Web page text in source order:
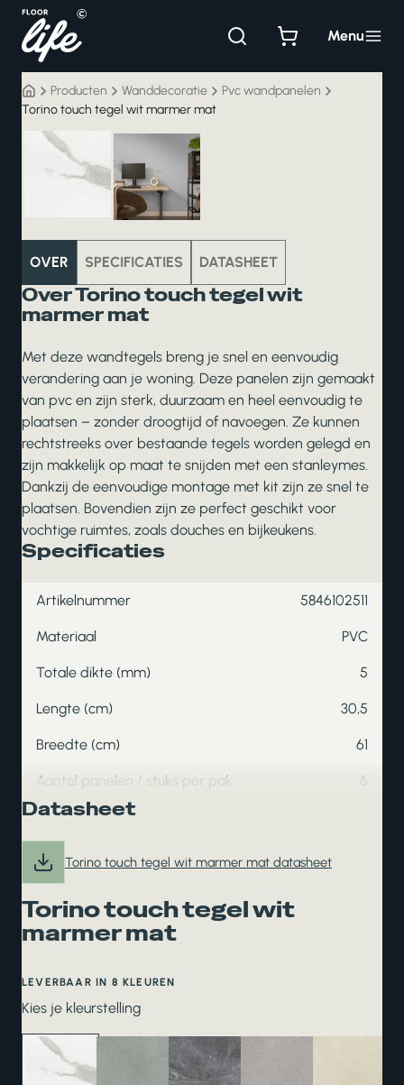
inhoud
Menu
Producten Wanddecoratie
Pvc wandpanelen
Torino touch tegel wit marmer mat
wanddecoratie
OVER SPECIFICATIES DATASHEET
Over Torino touch tegel wit
marmer mat
Met deze wandtegels breng je snel en eenvoudig
verandering aan je woning. Deze panelen zijn gemaakt
van pvc en zijn sterk, duurzaam en heel eenvoudig te
plaatsen – zonder droogtijd of navoegen. Ze kunnen
rechtstreeks over bestaande tegels worden gelegd en
zijn makkelijk op maat te snijden met een stanleymes.
Dankzij de eenvoudige montage met kit zijn ze snel te
plaatsen. Bovendien zijn ze perfect geschikt voor
vochtige ruimtes, zoals douches en bijkeukens.
Specificaties
Artikelnummer 5846102511
Materiaal PVC
Totale dikte (mm) 5
Lengte (cm) 30,5
Breedte (cm) 61
Aantal panelen / stuks per pak 6
Datasheet
Torino touch tegel wit marmer mat datasheet
Torino touch tegel wit
marmer mat
LEVERBAAR IN 8 KLEUREN
Kies je kleurstelling